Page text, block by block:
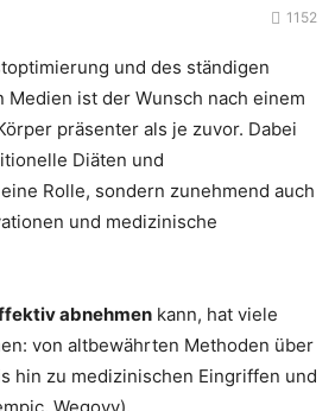
1152
und des ständigen
Medien ist der Wunsch nach einem
präsenter als je zuvor. Dabei
Diäten und
Rolle, sondern zunehmend auch
und medizinische
abnehmen kann, hat viele
von altbewährten Methoden über
hin zu medizinischen Eingriffen und